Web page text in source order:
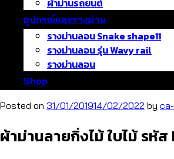
ผ้าม่านรถยนต์
อุปกรณ์และรางม่าน
รางม่านลอน Snake shape11
รางม่านลอน รุ่น Wavy rail
รางม่านลอน
Shop
Posted on 31/01/201914/02/2022 by
ผ้าม่านลายกิ่งไม้ ใบไม้ รหั